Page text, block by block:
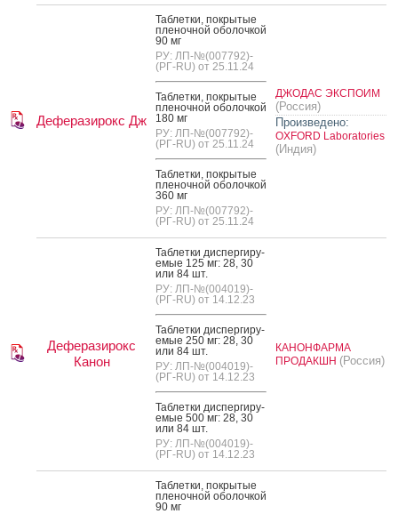
Деферазирокс Дж
Таб­летки, пок­ры­тые
пле­ноч­ной обо­лоч­кой
90 мг
РУ: ЛП-№(007792)-
(РГ-RU) от 25.11.24
Таб­летки, пок­ры­тые
пле­ноч­ной обо­лоч­кой
180 мг
РУ: ЛП-№(007792)-
(РГ-RU) от 25.11.24
Таб­летки, пок­ры­тые
пле­ноч­ной обо­лоч­кой
360 мг
РУ: ЛП-№(007792)-
(РГ-RU) от 25.11.24
ДЖОДАС ЭКСПОИМ
(Россия)
Произведено:
OXFORD Laboratories
(Индия)
Деферазирокс
Канон
Таб­летки дис­перги­ру­
емые 125 мг: 28, 30
или 84 шт.
РУ: ЛП-№(004019)-
(РГ-RU) от 14.12.23
Таб­летки дис­перги­ру­
емые 250 мг: 28, 30
или 84 шт.
РУ: ЛП-№(004019)-
(РГ-RU) от 14.12.23
Таб­летки дис­перги­ру­
емые 500 мг: 28, 30
или 84 шт.
РУ: ЛП-№(004019)-
(РГ-RU) от 14.12.23
КАНОНФАРМА
ПРОДАКШН (Россия)
Таб­летки, пок­ры­тые
пле­ноч­ной обо­лоч­кой
90 мг